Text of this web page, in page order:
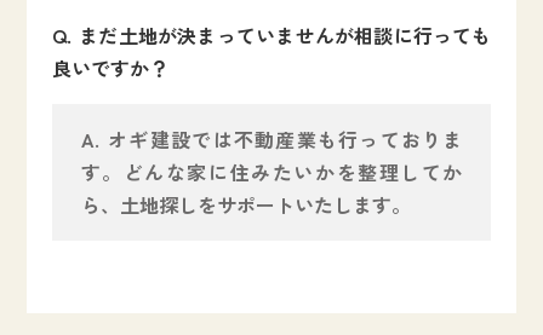
まだ土地が決まっていませんが相談に行っても
良いですか？
オギ建設では不動産業も行っておりま
す。どんな家に住みたいかを整理してか
ら、土地探しをサポートいたします。